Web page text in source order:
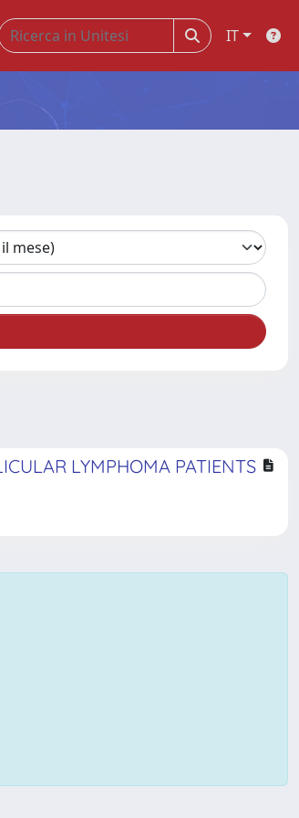
IT
LYMPHOMA PATIENTS